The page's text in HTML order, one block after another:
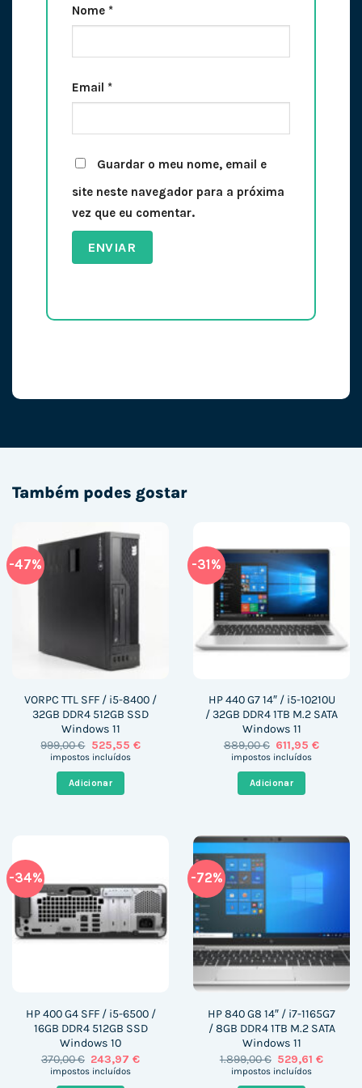
Nome *
Email *
Guardar o meu nome, email e
site neste navegador para a próxima
vez que eu comentar.
Também podes gostar
-47%
VORPC TTL SFF / i5-8400 /
32GB DDR4 512GB SSD
Windows 11
999,00€ O
preço
era:
999,00 €.
525,55 €O
impostos incluídos
Adicionar
-31%
HP 440 G7 14″ / i5-10210U
/ 32GB DDR4 1TB M.2 SATA
Windows 11
889,00€ O
preço
era:
889,00 €.
611,95€O
impostos incluídos
Adicionar
-34%
HP 400 G4 SFF / i5-6500 /
16GB DDR4 512GB SSD
Windows 10
370,00€ O
preço
243,97€O
impostos incluídos
-72%
HP 840 G8 14″ / i7-1165G7
/ 8GB DDR4 1TB M.2 SATA
Windows 11
1.899,00€ O
preço
529,61€O
impostos incluídos